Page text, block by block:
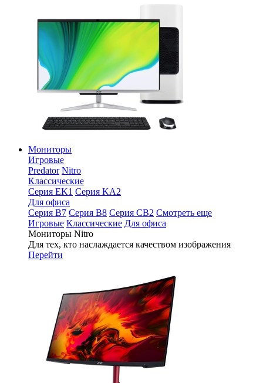
Мониторы
Игровые
Predator Nitro
Классические
Серия EK1 Серия KA2
Для офиса
Серия B7 Серия B8 Серия CB2 Смотреть еще
Игровые Классические Для офиса
Мониторы Nitro
Для тех, кто наслаждается качеством изображения
Перейти